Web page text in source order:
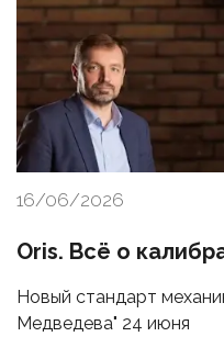
16/06/2026
Oris. Всё о
Новый стандарт
Медведева" 24 июня